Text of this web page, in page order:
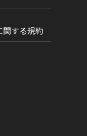
する規約